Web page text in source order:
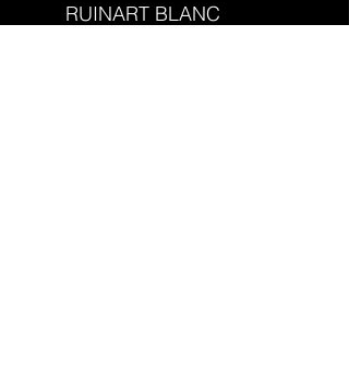
RUINART BLANC